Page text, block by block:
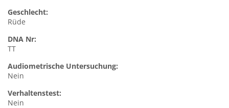
Geschlecht:
Rüde
DNA Nr:
TT
Audiometrische Untersuchung:
Nein
Verhaltenstest:
Nein